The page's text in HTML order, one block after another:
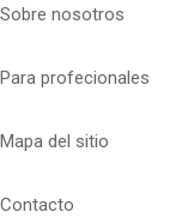
Sobre nosotros
Para profecionales
Mapa del sitio
Contacto